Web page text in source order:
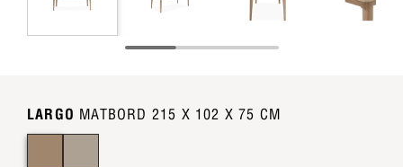
LARGO MATBORD 215 X 102 X 75 CM